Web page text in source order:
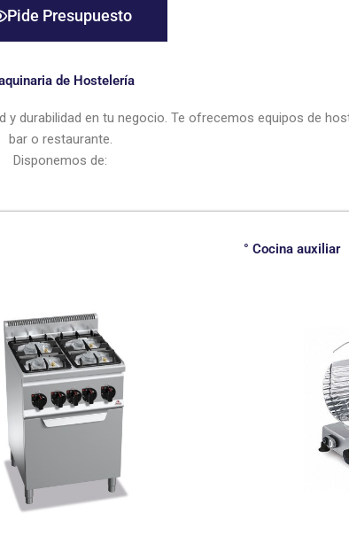
Pide Presupuesto
de Hostelería
durabilidad en tu negocio. Te ofrecemos equipos de
bar o restaurante.
Disponemos de:
° Cocina auxiliar